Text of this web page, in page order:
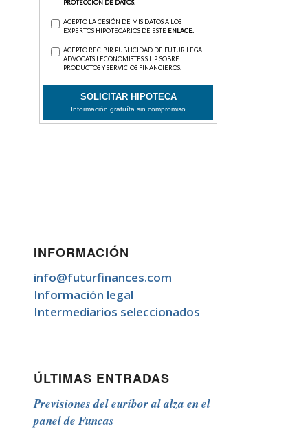
INFORMACIÓN
info@futurfinances.com
Información legal
Intermediarios seleccionados
ÚLTIMAS ENTRADAS
Previsiones del euríbor al alza en el
panel de Funcas